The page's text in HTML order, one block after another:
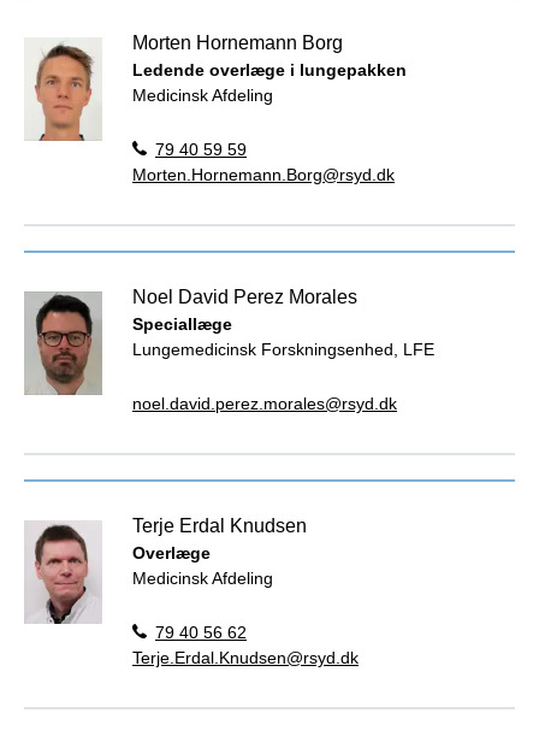
Morten Hornemann Borg
Ledende overlæge i lungepakken
Medicinsk Afdeling
79 40 59 59
Morten.Hornemann.Borg@rsyd.dk
Noel David Perez Morales
Speciallæge
Lungemedicinsk Forskningsenhed, LFE
noel.david.perez.morales@rsyd.dk
Terje Erdal Knudsen
Overlæge
Medicinsk Afdeling
79 40 56 62
Terje.Erdal.Knudsen@rsyd.dk